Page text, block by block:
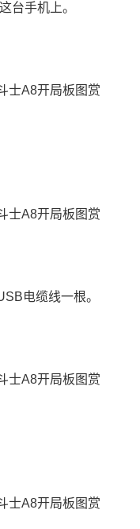
台手机上。
电缆线一根。